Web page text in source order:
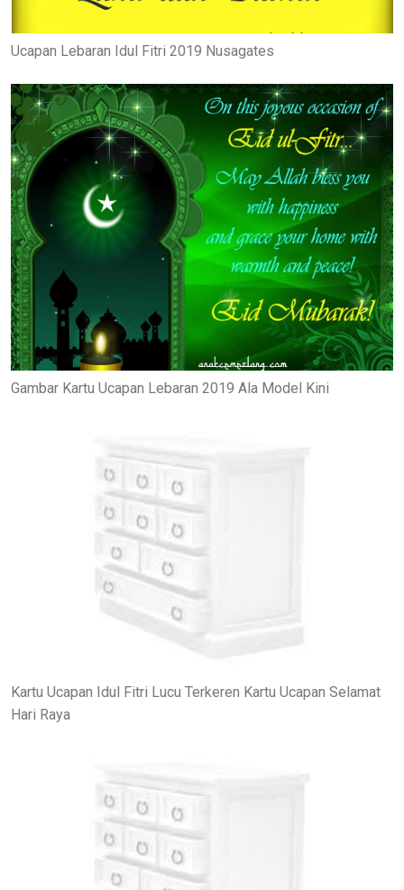
Ucapan Lebaran Idul Fitri 2019 Nusagates
Gambar Kartu Ucapan Lebaran 2019 Ala Model Kini
Kartu Ucapan Idul Fitri Lucu Terkeren Kartu Ucapan Selamat
Hari Raya